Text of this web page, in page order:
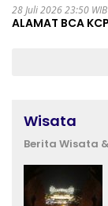
28 Juli 2026 23:50 WIB
ALAMAT BCA
Wisata
Berita Wisata